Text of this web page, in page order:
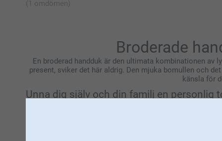
(1 omdömen)
Broderade
En broderad handduk är den ultimata kombinationen av
present, sviker det här aldrig. Den mjuka bomullen och
känsla för
Unna dig själv och din familj en personlig
med namn för alla. Oavsett om det är för din partner,
Tack vare de fyra tillgängliga färgerna per variant kan